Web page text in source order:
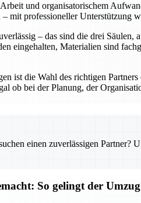
und organisatorischem
mit professioneller Unterstützung
– das sind die drei Säulen,
eingehalten, Materialien sind
ist die Wahl des richtigen
ob bei der Planung, der
einen zuverlässigen Partner?
So gelingt der